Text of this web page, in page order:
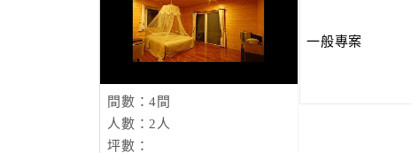
間數：4間
人數：2人
坪數：
一般專案